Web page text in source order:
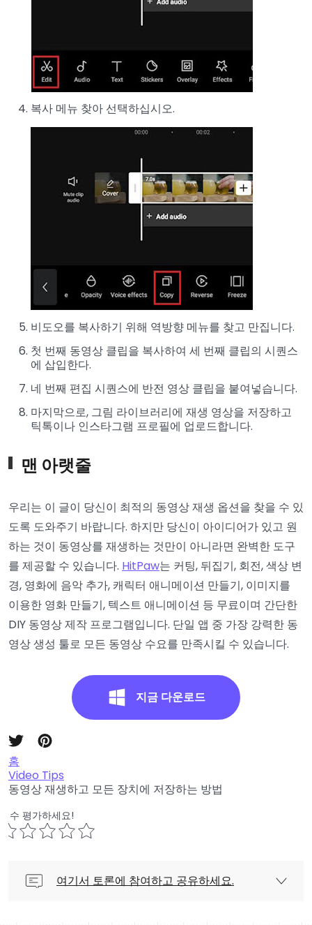
복사 메뉴 찾아 선택하십시오.
비도오를 복사하기 위해 역방향 메뉴를 찾고 만집니다.
첫 번째 동영상 클립을 복사하여 세 번째 클립의 시퀀스
에 삽입한다.
네 번째 편집 시퀀스에 반전 영상 클립을 붙여넣습니다.
마지막으로, 그림 라이브러리에 재생 영상을 저장하고
틱톡이나 인스타그램 프로필에 업로드합니다.
맨 아랫줄
우리는 이 글이 당신이 최적의 동영상 재생 옵션을 찾을 수 있
도록 도와주기 바랍니다. 하지만 당신이 아이디어가 있고 원
하는 것이 동영상를 재생하는 것만이 아니라면 완벽한 도구
를 제공할 수 있습니다. HitPaw는 커팅, 뒤집기, 회전, 색상 변
경, 영화에 음악 추가, 캐릭터 애니메이션 만들기, 이미지를
이용한 영화 만들기, 텍스트 애니메이션 등 무료이며 간단한
DIY 동영상 제작 프로그램입니다. 단일 앱 중 가장 강력한 동
영상 생성 툴로 모든 동영상 수요를 만족시킬 수 있습니다.
지금 다운로드
홈
Video Tips
동영상 재생하고 모든 장치에 저장하는 방법
점수 평가하세요!
여기서 토론에 참여하고 공유하세요.